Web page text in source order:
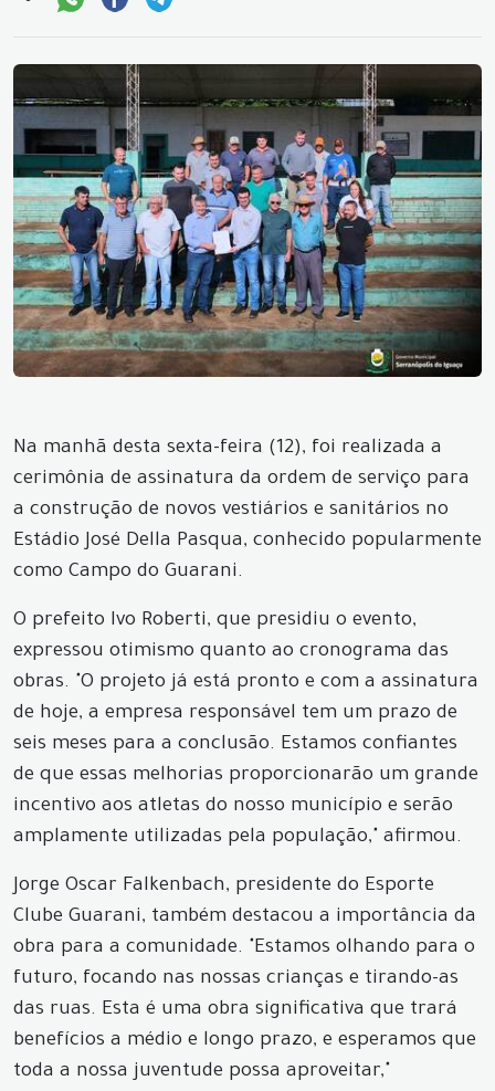
Na manhã desta sexta-feira (12), foi realizada a
cerimônia de assinatura da ordem de serviço para
a construção de novos vestiários e sanitários no
Estádio José Della Pasqua, conhecido popularmente
como Campo do Guarani.
O prefeito Ivo Roberti, que presidiu o evento,
expressou otimismo quanto ao cronograma das
obras. "O projeto já está pronto e com a assinatura
de hoje, a empresa responsável tem um prazo de
seis meses para a conclusão. Estamos confiantes
de que essas melhorias proporcionarão um grande
incentivo aos atletas do nosso município e serão
amplamente utilizadas pela população," afirmou.
Jorge Oscar Falkenbach, presidente do Esporte
Clube Guarani, também destacou a importância da
obra para a comunidade. "Estamos olhando para o
futuro, focando nas nossas crianças e tirando-as
das ruas. Esta é uma obra significativa que trará
benefícios a médio e longo prazo, e esperamos que
toda a nossa juventude possa aproveitar,"